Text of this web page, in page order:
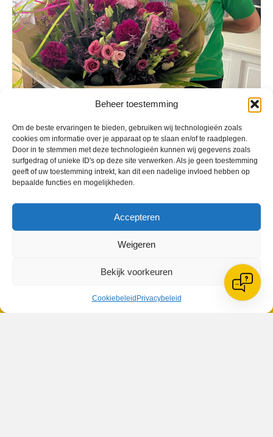
Beheer toestemming
Om de beste ervaringen te bieden, gebruiken wij technologieën zoals
cookies om informatie over je apparaat op te slaan en/of te raadplegen.
Door in te stemmen met deze technologieën kunnen wij gegevens zoals
surfgedrag of unieke ID's op deze site verwerken. Als je geen toestemming
geeft of uw toestemming intrekt, kan dit een nadelige invloed hebben op
bepaalde functies en mogelijkheden.
Accepteren
Weigeren
Bekijk voorkeuren
Cookiebeleid Privacybeleid
Geplaatst inBerichten seizoen 2023-2024
De Wending, Lotte Beesedijk 1